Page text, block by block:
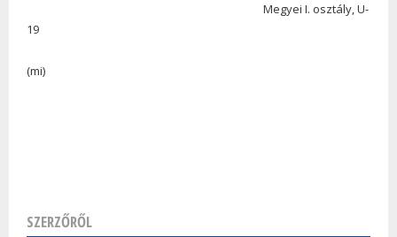
Megyei I. osztály, U-
19
(mi)
SZERZŐRŐL